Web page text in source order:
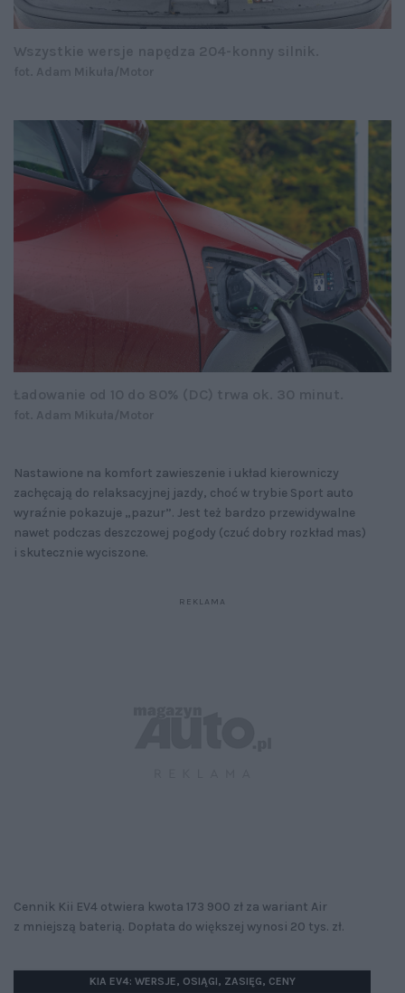
Nastawione na komfort zawieszenie i układ kierowniczy
zachęcają do relaksacyjnej jazdy, choć w trybie Sport auto
wyraźnie pokazuje „pazur”. Jest też bardzo przewidywalne
nawet podczas deszczowej pogody (czuć dobry rozkład mas)
i skutecznie wyciszone.
Cennik Kii EV4 otwiera kwota 173 900 zł za wariant Air
z mniejszą baterią. Dopłata do większej wynosi 20 tys. zł.
KIA EV4: WERSJE, OSIĄGI, ZASIĘG, CENY